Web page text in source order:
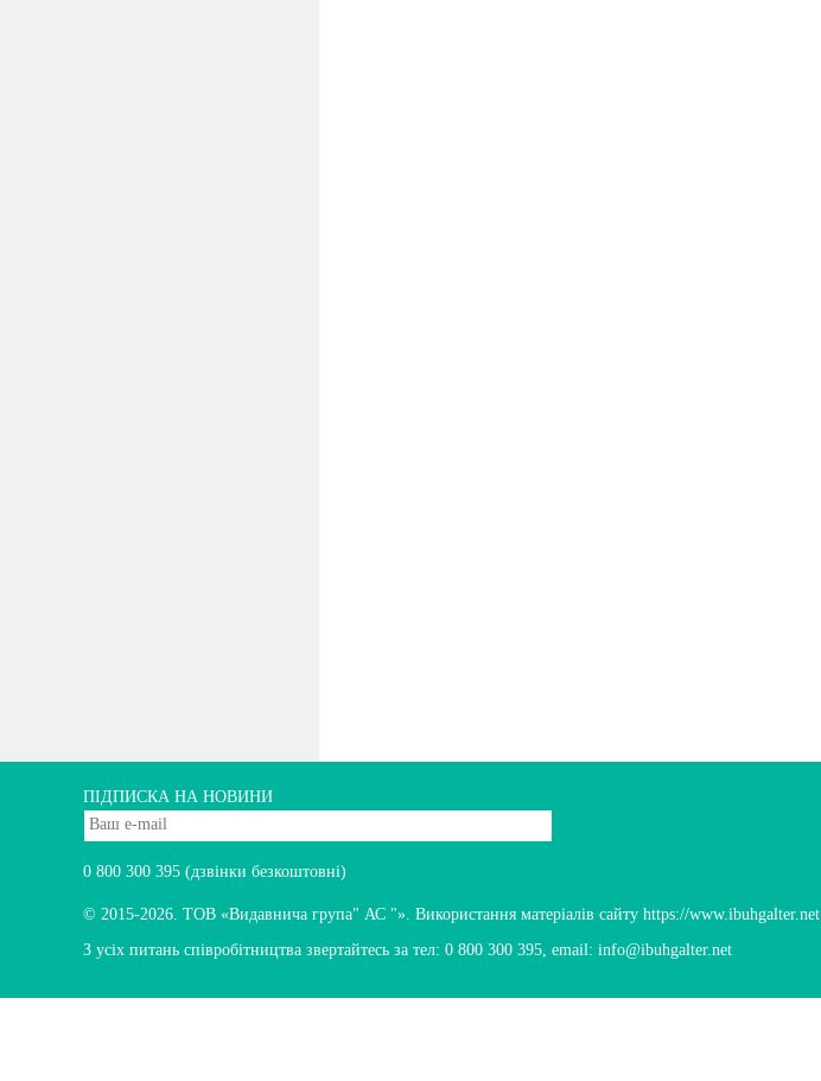
ПІДПИСКА НА НОВИНИ
0 800 300 395 (дзвінки безкоштовні)
© 2015-2026. ТОВ «Видавнича група" АС "». Використання матеріалів сайту https://www.ibuhgalter.net
З усіх питань співробітництва звертайтесь за тел: 0 800 300 395, email: info@ibuhgalter.net